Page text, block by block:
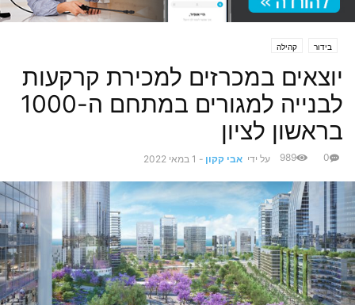
בידור קהילה
יוצאים במכרזים למכירת קרקעות
לבנייה למגורים במתחם ה-1000
בראשון לציון
על ידי אבי קקון - 1 במאי 2022 0
989